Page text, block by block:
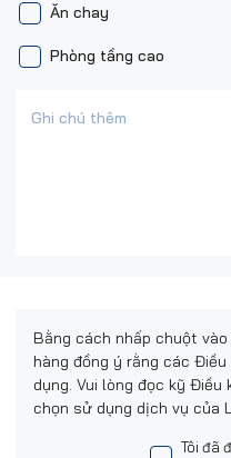
Phòng tầng cao
Ăn chay
Bằng cách nhấp chuột
hàng đồng ý rằng các
dụng. Vui lòng đọc kỹ
chọn sử dụng dịch vụ của
Tôi đã